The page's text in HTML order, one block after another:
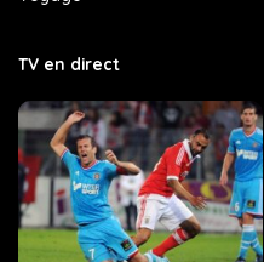
TV en direct